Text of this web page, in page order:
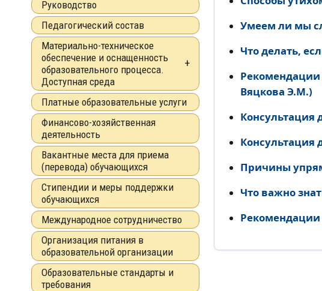
Руководство
Педагогический состав
Материально-техническое
обеспечение и оснащенность
образовательного процесса.
Доступная среда
Платные образовательные услуги
Финансово-хозяйственная
деятельность
Вакантные места для приема
(перевода) обучающихся
Стипендии и меры поддержки
обучающихся
Международное сотрудничество
Организация питания в
образовательной организации
Образовательные стандарты и
требования
Умеем ли мы
Что делать,
Рекомендации
Вяцкова Э.М.)
Консультация
Консультация
Причины
Что важно
Рекомендации